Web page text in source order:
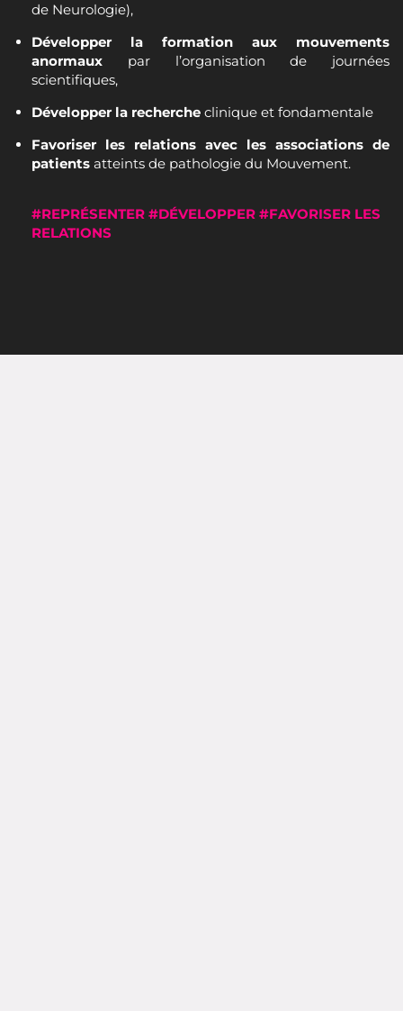
de Neurologie),
Développer la formation aux mouvements
anormaux par l’organisation de journées
scientifiques,
Développer la recherche clinique et fondamentale
Favoriser les relations avec les associations de
patients atteints de pathologie du Mouvement.
#REPRÉSENTER #DÉVELOPPER #FAVORISER LES
RELATIONS